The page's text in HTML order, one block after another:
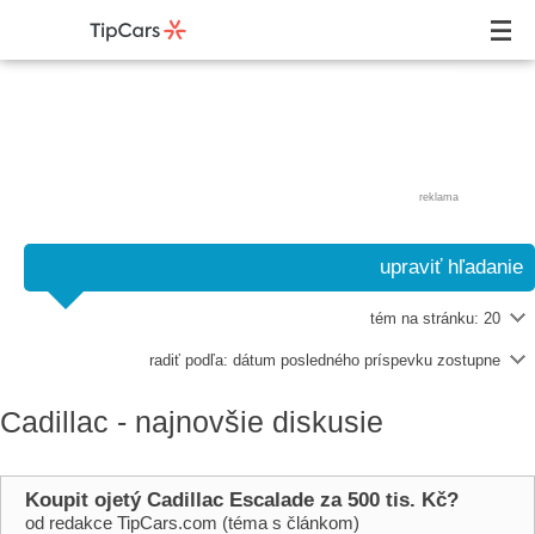
reklama
upraviť hľadanie
tém na stránku: 20
radiť podľa: dátum posledného príspevku zostupne
Cadillac - najnovšie diskusie
Koupit ojetý Cadillac Escalade za 500 tis. Kč?
od redakce TipCars.com (téma s článkom)